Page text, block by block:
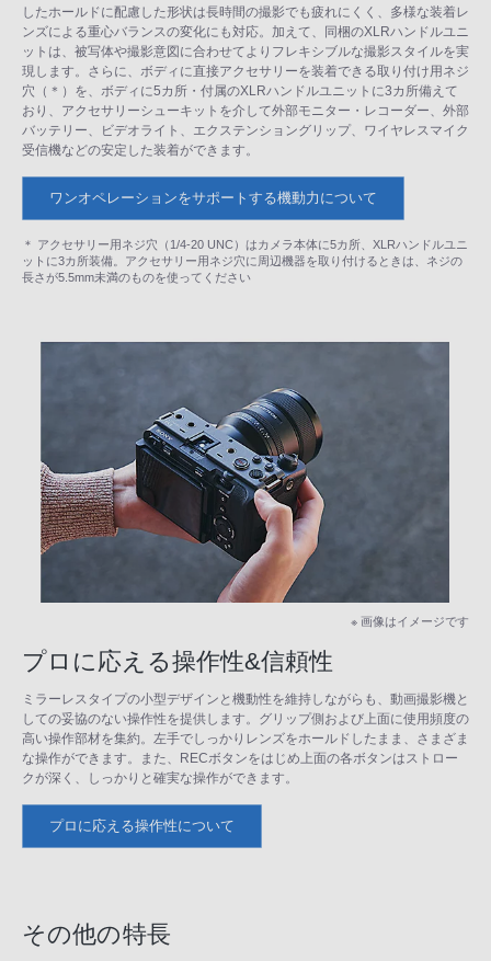
したホールドに配慮した形状は長時間の撮影でも疲れにくく、多様な装着レ
ンズによる重心バランスの変化にも対応。加えて、同梱のXLRハンドルユニ
ットは、被写体や撮影意図に合わせてよりフレキシブルな撮影スタイルを実
現します。さらに、ボディに直接アクセサリーを装着できる取り付け用ネジ
穴（＊）を、ボディに5カ所・付属のXLRハンドルユニットに3カ所備えて
おり、アクセサリーシューキットを介して外部モニター・レコーダー、外部
バッテリー、ビデオライト、エクステンショングリップ、ワイヤレスマイク
受信機などの安定した装着ができます。
ワンオペレーションをサポートする機動力について
＊ アクセサリー用ネジ穴（1/4-20 UNC）はカメラ本体に5カ所、XLRハンドルユニ
ットに3カ所装備。アクセサリー用ネジ穴に周辺機器を取り付けるときは、ネジの
長さが5.5mm未満のものを使ってください
※ 画像はイメージです
プロに応える操作性&信頼性
ミラーレスタイプの小型デザインと機動性を維持しながらも、動画撮影機と
しての妥協のない操作性を提供します。グリップ側および上面に使用頻度の
高い操作部材を集約。左手でしっかりレンズをホールドしたまま、さまざま
な操作ができます。また、RECボタンをはじめ上面の各ボタンはストロー
クが深く、しっかりと確実な操作ができます。
プロに応える操作性について
その他の特長